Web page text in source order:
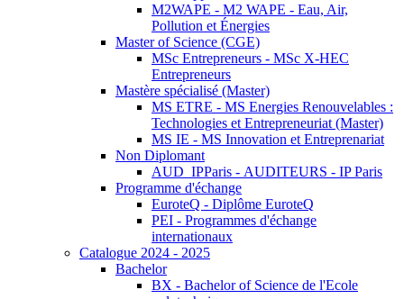
M2WAPE - M2 WAPE - Eau, Air,
Pollution et Énergies
Master of Science (CGE)
MSc Entrepreneurs - MSc X-HEC
Entrepreneurs
Mastère spécialisé (Master)
MS ETRE - MS Energies Renouvelables :
Technologies et Entrepreneuriat (Master)
MS IE - MS Innovation et Entreprenariat
Non Diplomant
AUD_IPParis - AUDITEURS - IP Paris
Programme d'échange
EuroteQ - Diplôme EuroteQ
PEI - Programmes d'échange
internationaux
Catalogue 2024 - 2025
Bachelor
BX - Bachelor of Science de l'Ecole